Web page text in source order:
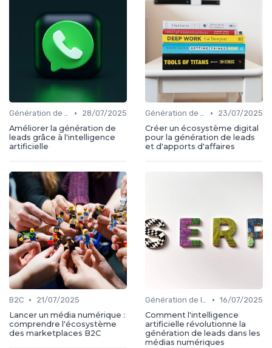
Génération de leads •
28/07/2025
Améliorer la génération de
leads grâce à l'intelligence
artificielle
Génération de leads •
23/07/2025
Créer un écosystème digital
pour la génération de leads
et d'apports d'affaires
B2C •
21/07/2025
Lancer un média numérique :
comprendre l'écosystème
des marketplaces B2C
Génération de leads • 16/07/2025
Comment l'intelligence
artificielle révolutionne la
génération de leads dans les
médias numériques